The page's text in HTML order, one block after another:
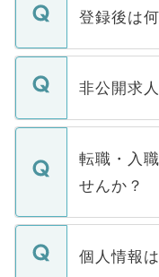
登録後は
ご登録いた
登録内容を
ます。通常
いただきま
非公開求
マイナビ
うち約3割
けない「非
下記の理由
ません。
■応募殺到
転職・入
せんか？
転職・入職
ん。また、
個人情報